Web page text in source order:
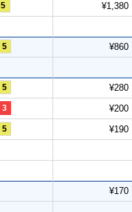
5 ¥1,380
5 ¥860
5 ¥280
3 ¥200
5 ¥190
¥170